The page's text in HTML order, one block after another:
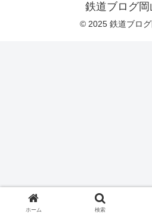
鉄道ブログ岡
© 2025 鉄道ブログ
ホーム 検索